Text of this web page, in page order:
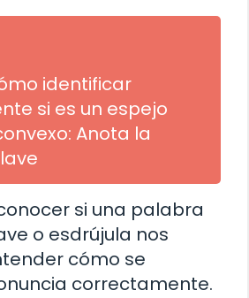
identificar
si es un espejo
Anota la
si una palabra
o esdrújula nos
cómo se
correctamente.